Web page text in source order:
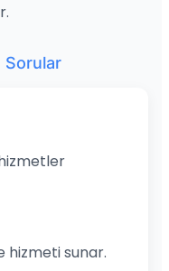
Sorular
hizmeti sunar.